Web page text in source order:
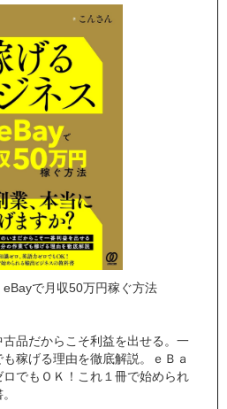
で月収50万円稼ぐ方法
古品だからこそ利益を出せる。一
稼げる理由を徹底解説。ｅＢａ
ロでもＯＫ！これ１冊で始められ